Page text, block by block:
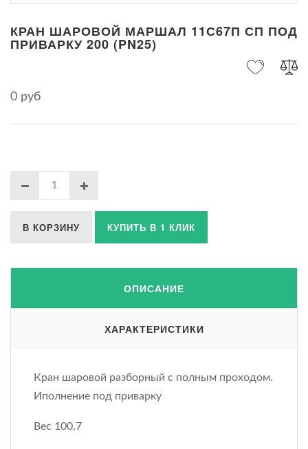
КРАН ШАРОВОЙ МАРШАЛ 11С67П СП ПОД
ПРИВАРКУ 200 (PN25)
0 руб
В КОРЗИНУ КУПИТЬ В 1 КЛИК
ОПИСАНИЕ
ХАРАКТЕРИСТИКИ
Кран шаровой разборный с полным проходом.
Иполнение под приварку
Вес 100,7